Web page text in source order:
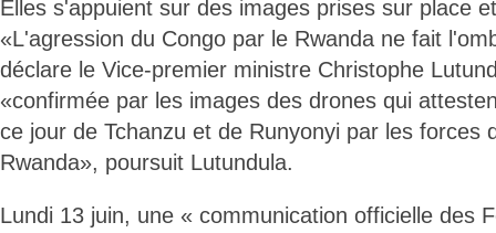
Elles s'appuient sur des images prises sur place
«L'agression du Congo par le Rwanda ne fait
déclare le Vice-premier ministre Christophe
«confirmée par les images des drones qui
ce jour de Tchanzu et de Runyonyi par les forces
Rwanda», poursuit Lutundula.
Lundi 13 juin, une « communication officielle des